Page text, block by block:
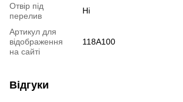
Отвір під
перелив
Ні
Артикул для
відображення
на сайті
118A100
Відгуки